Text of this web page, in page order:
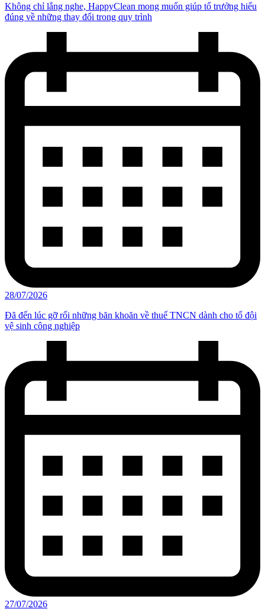
Không chỉ lắng nghe, HappyClean mong muốn giúp tổ trưởng hiểu
đúng về những thay đổi trong quy trình
28/07/2026
Đã đến lúc gỡ rối những băn khoăn về thuế TNCN dành cho tổ đội
vệ sinh công nghiệp
27/07/2026